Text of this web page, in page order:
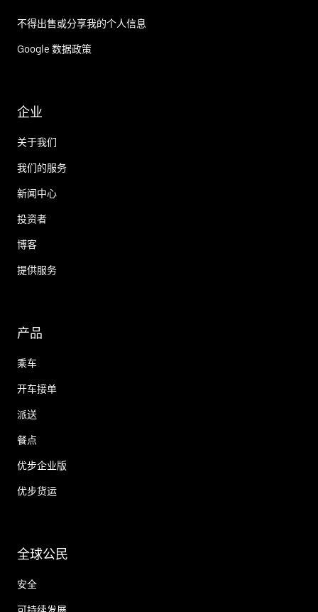
不得出售或分享我的个人信息
Google 数据政策
企业
关于我们
我们的服务
新闻中心
投资者
博客
提供服务
产品
乘车
开车接单
派送
餐点
优步企业版
优步货运
全球公民
安全